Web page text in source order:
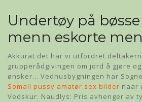
Undertøy på
menn eskorte
Akkurat det har vi utfordret
grupperådgivingen om jord å gjøre
ønsker… Vedhusbygningen har
Somali pussy amatør sex bilder naar
Vedskur. Naudlys: Pris avhenger av